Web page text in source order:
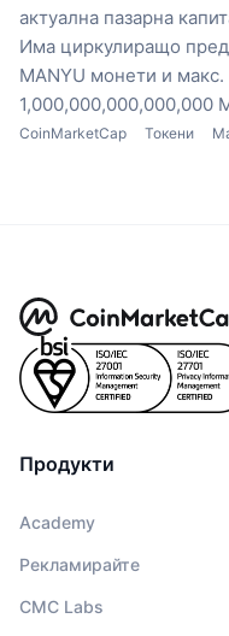
актуална пазарна
Има циркулиращо
MANYU монети и макс.
1,000,000,000,000,000
CoinMarketCap Токени
Продукти
Academy
Рекламирайте
CMC Labs